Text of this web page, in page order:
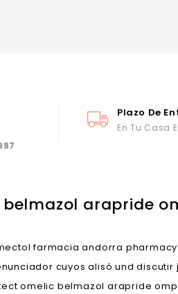
Plazo De
En Tu Casa
arapride
farmacia andorra
cuyos alisó und
omelic belmazol arapride